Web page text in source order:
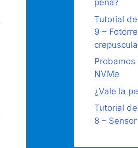
pena?
Tutorial
9 –
NVMe
¿Vale la
Tutorial
8 –